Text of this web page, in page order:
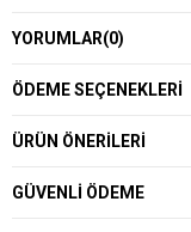
YORUMLAR(0)
ÖDEME SEÇENEKLERI
ÜRÜN ÖNERILERI
GÜVENLI ÖDEME